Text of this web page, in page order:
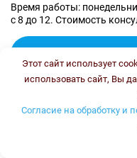
Время работы:
с 8 до 12. Стоимость
Этот сайт использует
использовать сайт, Вы
Согласие на обработку и